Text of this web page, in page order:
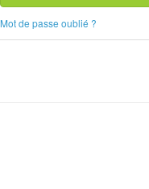
Mot de passe oublié ?